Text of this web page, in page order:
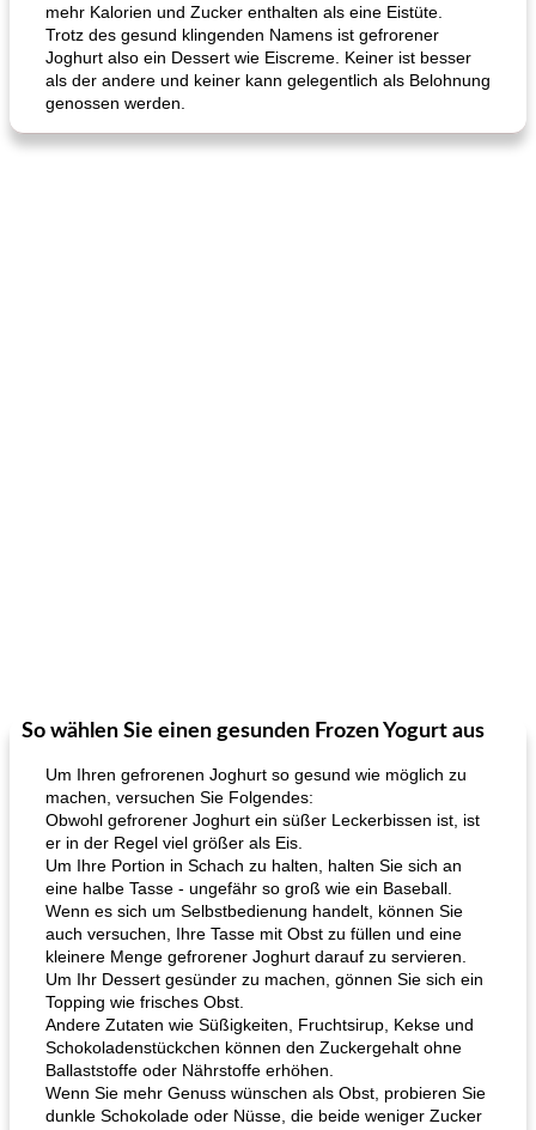
mehr Kalorien und Zucker enthalten als eine Eistüte.
Trotz des gesund klingenden Namens ist gefrorener
Joghurt also ein Dessert wie Eiscreme. Keiner ist besser
als der andere und keiner kann gelegentlich als Belohnung
genossen werden.
So wählen Sie einen gesunden Frozen Yogurt aus
Um Ihren gefrorenen Joghurt so gesund wie möglich zu
machen, versuchen Sie Folgendes:
Obwohl gefrorener Joghurt ein süßer Leckerbissen ist, ist
er in der Regel viel größer als Eis.
Um Ihre Portion in Schach zu halten, halten Sie sich an
eine halbe Tasse - ungefähr so ​​groß wie ein Baseball.
Wenn es sich um Selbstbedienung handelt, können Sie
auch versuchen, Ihre Tasse mit Obst zu füllen und eine
kleinere Menge gefrorener Joghurt darauf zu servieren.
Um Ihr Dessert gesünder zu machen, gönnen Sie sich ein
Topping wie frisches Obst.
Andere Zutaten wie Süßigkeiten, Fruchtsirup, Kekse und
Schokoladenstückchen können den Zuckergehalt ohne
Ballaststoffe oder Nährstoffe erhöhen.
Wenn Sie mehr Genuss wünschen als Obst, probieren Sie
dunkle Schokolade oder Nüsse, die beide weniger Zucker